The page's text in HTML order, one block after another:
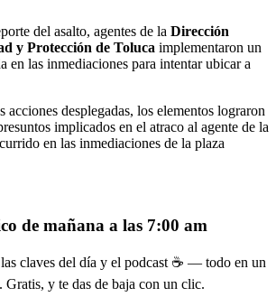
del asalto, agentes de la Dirección
y Protección de Toluca implementaron un
en las inmediaciones para intentar ubicar a
acciones desplegadas, los elementos lograron
implicados en el atraco al agente de la
en las inmediaciones de la plaza
de mañana a las 7:00 am
claves del día y el podcast ☕ — todo en un
Gratis, y te das de baja con un clic.